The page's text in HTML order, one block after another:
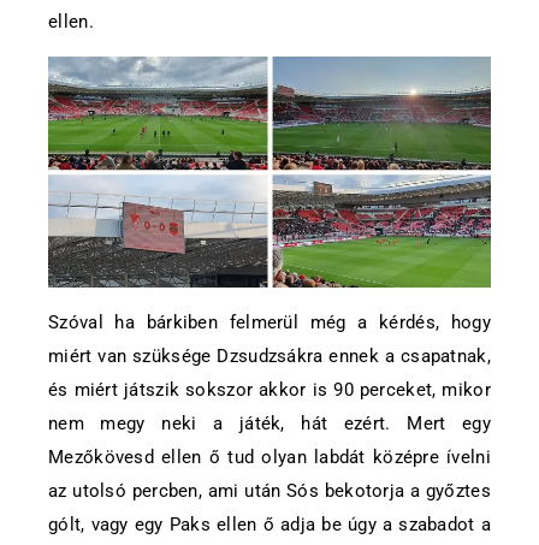
ellen.
Szóval ha bárkiben felmerül még a kérdés, hogy
miért van szüksége Dzsudzsákra ennek a csapatnak,
és miért játszik sokszor akkor is 90 perceket, mikor
nem megy neki a játék, hát ezért. Mert egy
Mezőkövesd ellen ő tud olyan labdát középre ívelni
az utolsó percben, ami után Sós bekotorja a győztes
gólt, vagy egy Paks ellen ő adja be úgy a szabadot a